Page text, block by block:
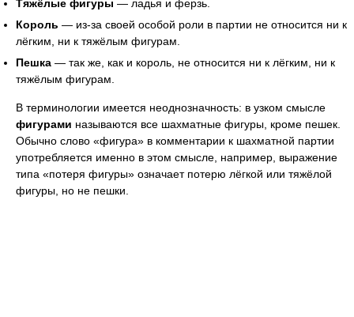
Тяжёлые фигуры — ладья и ферзь.
Король — из-за своей особой роли в партии не относится ни к
лёгким, ни к тяжёлым фигурам.
Пешка — так же, как и король, не относится ни к лёгким, ни к
тяжёлым фигурам.
В терминологии имеется неоднозначность: в узком смысле
фигурами называются все шахматные фигуры, кроме пешек.
Обычно слово «фигура» в комментарии к шахматной партии
употребляется именно в этом смысле, например, выражение
типа «потеря фигуры» означает потерю лёгкой или тяжёлой
фигуры, но не пешки.